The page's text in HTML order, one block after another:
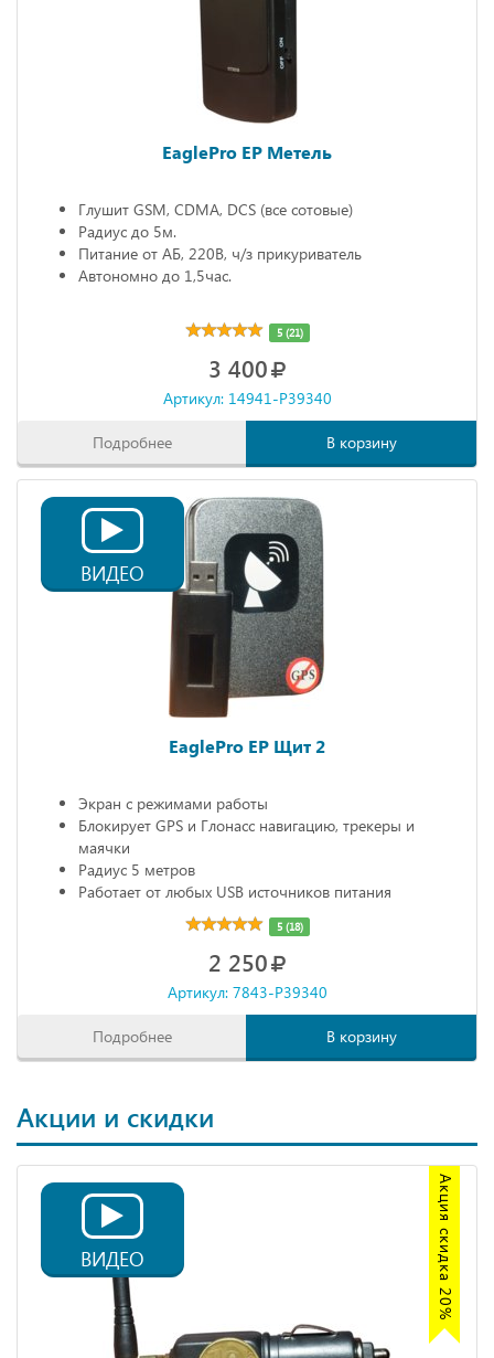
EaglePro EP Метель
Глушит GSM, CDMA, DCS (все сотовые)
Радиус до 5м.
Питание от АБ, 220В, ч/з прикуриватель
Автономно до 1,5час.
5 (21)
3 400
Артикул: 14941-P39340
Подробнее В корзину
ВИДЕО
EaglePro EP Щит 2
Экран с режимами работы
Блокирует GPS и Глонасс навигацию, трекеры и
маячки
Радиус 5 метров
Работает от любых USB источников питания
Габариты: 68х20х10 мм
5 (18)
2 250
Артикул: 7843-P39340
Подробнее В корзину
Акции и скидки
Акция скидка 20%
ВИДЕО